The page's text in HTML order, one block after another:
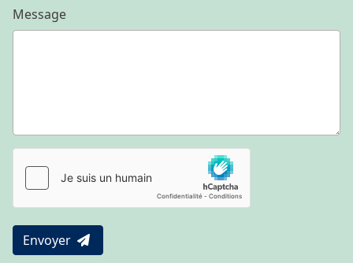
Message
Envoyer